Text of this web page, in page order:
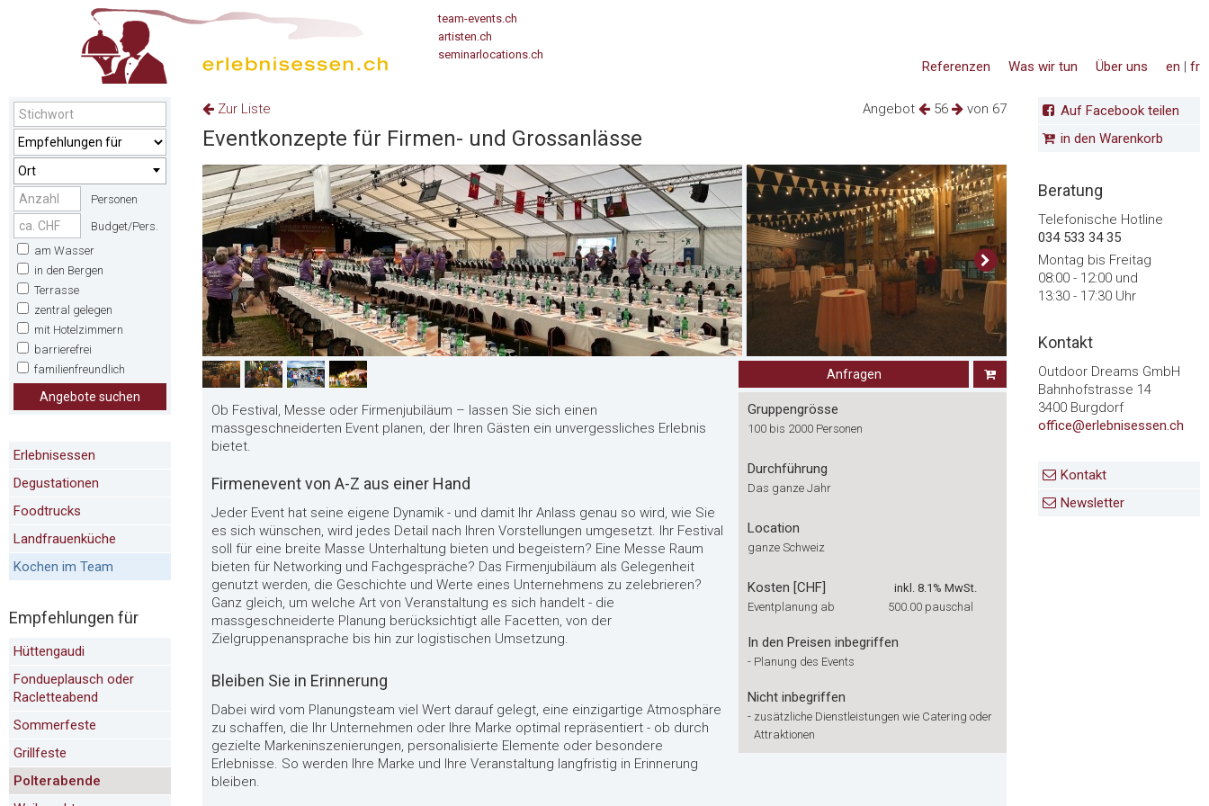
team-events.ch
artisten.ch
seminarlocations.ch
en | fr
Über uns
Was wir tun
Referenzen
Ort
Personen
Budget/Pers.
am Wasser
in den Bergen
Terrasse
zentral gelegen
mit Hotelzimmern
barrierefrei
familienfreundlich
Angebote suchen
Erlebnisessen
Degustationen
Foodtrucks
Landfrauenküche
Kochen im Team
Empfehlungen für
Hüttengaudi
Fondueplausch oder
Racletteabend
Sommerfeste
Grillfeste
Polterabende
Angebot 56 von 67
Zur Liste
Eventkonzepte für Firmen- und Grossanlässe
Anfragen
Ob Festival, Messe oder Firmenjubiläum – lassen Sie sich einen
massgeschneiderten Event planen, der Ihren Gästen ein unvergessliches Erlebnis
bietet.
Firmenevent von A-Z aus einer Hand
Jeder Event hat seine eigene Dynamik - und damit Ihr Anlass genau so wird, wie Sie
es sich wünschen, wird jedes Detail nach Ihren Vorstellungen umgesetzt. Ihr Festival
soll für eine breite Masse Unterhaltung bieten und begeistern? Eine Messe Raum
bieten für Networking und Fachgespräche? Das Firmenjubiläum als Gelegenheit
genutzt werden, die Geschichte und Werte eines Unternehmens zu zelebrieren?
Ganz gleich, um welche Art von Veranstaltung es sich handelt - die
massgeschneiderte Planung berücksichtigt alle Facetten, von der
Zielgruppenansprache bis hin zur logistischen Umsetzung.
Bleiben Sie in Erinnerung
Dabei wird vom Planungsteam viel Wert darauf gelegt, eine einzigartige Atmosphäre
zu schaffen, die Ihr Unternehmen oder Ihre Marke optimal repräsentiert - ob durch
gezielte Markeninszenierungen, personalisierte Elemente oder besondere
Erlebnisse. So werden Ihre Marke und Ihre Veranstaltung langfristig in Erinnerung
bleiben.
Gruppengrösse
100 bis 2000 Personen
Durchführung
Das ganze Jahr
Location
ganze Schweiz
Kosten [CHF]
inkl. 8.1% MwSt.
Eventplanung ab
500.00 pauschal
In den Preisen inbegriffen
- Planung des Events
Nicht inbegriffen
- zusätzliche Dienstleistungen wie Catering oder
Attraktionen
Auf Facebook teilen
in den Warenkorb
Beratung
Telefonische Hotline
034 533 34 35
Montag bis Freitag
08:00 - 12:00 und
13:30 - 17:30 Uhr
Kontakt
Outdoor Dreams GmbH
Bahnhofstrasse 14
3400 Burgdorf
office@erlebnisessen.ch
Kontakt
Newsletter